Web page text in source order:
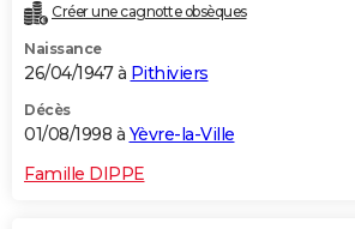
Créer une cagnotte obsèques
Naissance
26/04/1947 à Pithiviers
Décès
01/08/1998 à Yèvre-la-Ville
Famille DIPPE